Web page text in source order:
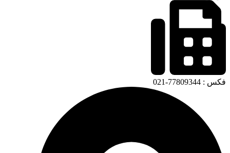
فکس : 77809344-021